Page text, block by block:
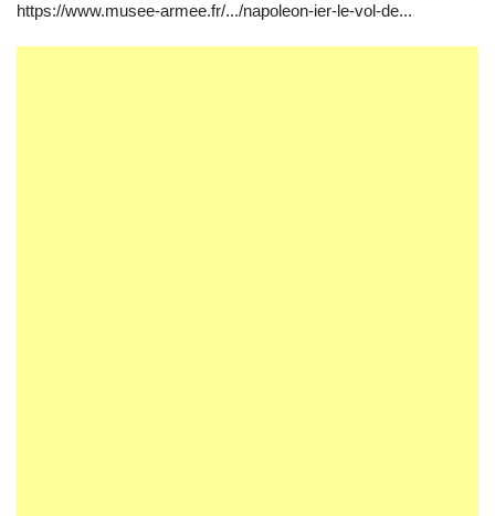
https://www.musee-armee.fr/.../napoleon-ier-le-vol-de...